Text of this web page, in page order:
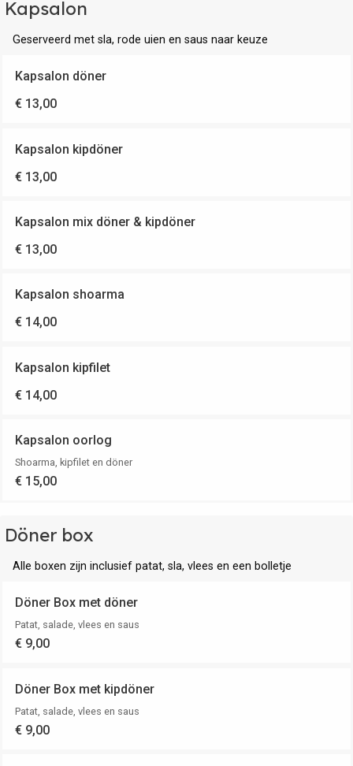
Kapsalon
Geserveerd met sla, rode uien en saus naar keuze
Kapsalon döner
€ 13,00
Kapsalon kipdöner
€ 13,00
Kapsalon mix döner & kipdöner
€ 13,00
Kapsalon shoarma
€ 14,00
Kapsalon kipfilet
€ 14,00
Kapsalon oorlog
Shoarma, kipfilet en döner
€ 15,00
Döner box
Alle boxen zijn inclusief patat, sla, vlees en een bolletje
Döner Box met döner
Patat, salade, vlees en saus
€ 9,00
Döner Box met kipdöner
Patat, salade, vlees en saus
€ 9,00